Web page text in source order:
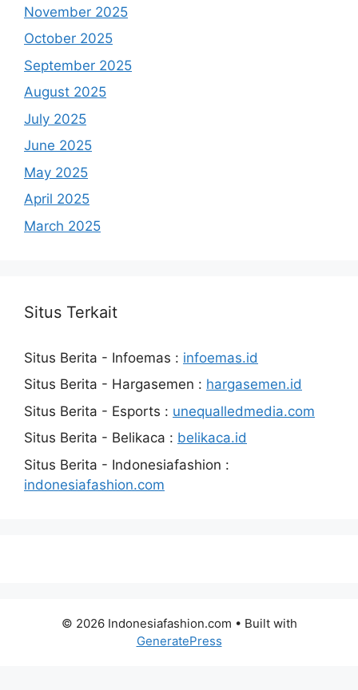
November 2025
October 2025
September 2025
August 2025
July 2025
June 2025
May 2025
April 2025
March 2025
Situs Terkait
Situs Berita - Infoemas : infoemas.id
Situs Berita - Hargasemen : hargasemen.id
Situs Berita - Esports : unequalledmedia.com
Situs Berita - Belikaca : belikaca.id
Situs Berita - Indonesiafashion :
indonesiafashion.com
© 2026 Indonesiafashion.com • Built with
GeneratePress